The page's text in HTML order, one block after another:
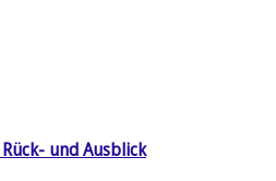
und Ausblick